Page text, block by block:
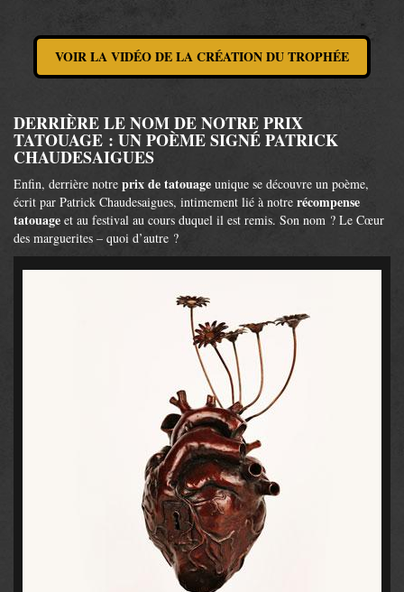
VOIR LA VIDÉO DE LA CRÉATION DU TROPHÉE
DERRIÈRE LE NOM DE NOTRE PRIX
TATOUAGE : UN POÈME SIGNÉ PATRICK
CHAUDESAIGUES
Enfin, derrière notre prix de tatouage unique se découvre un poème,
écrit par Patrick Chaudesaigues, intimement lié à notre récompense
tatouage et au festival au cours duquel il est remis. Son nom ? Le Cœur
des marguerites – quoi d’autre ?